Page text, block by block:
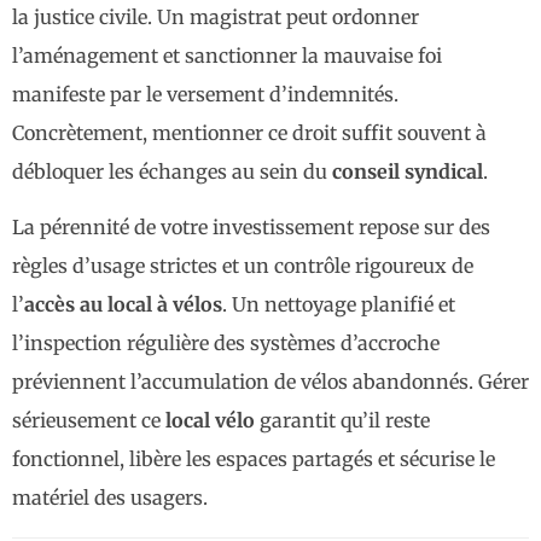
la justice civile. Un magistrat peut ordonner
l’aménagement et sanctionner la mauvaise foi
manifeste par le versement d’indemnités.
Concrètement, mentionner ce droit suffit souvent à
débloquer les échanges au sein du conseil syndical.
La pérennité de votre investissement repose sur des
règles d’usage strictes et un contrôle rigoureux de
l’accès au local à vélos. Un nettoyage planifié et
l’inspection régulière des systèmes d’accroche
préviennent l’accumulation de vélos abandonnés. Gérer
sérieusement ce local vélo garantit qu’il reste
fonctionnel, libère les espaces partagés et sécurise le
matériel des usagers.